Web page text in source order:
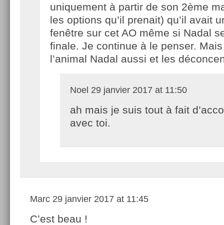
uniquement à partir de son 2ème
les options qu’il prenait) qu’il avait
fenêtre sur cet AO même si Nadal
finale. Je continue à le penser.
l’animal Nadal aussi et les
Noel 29 janvier 2017 at 11:50
ah mais je suis tout à fait
avec toi.
Marc 29 janvier 2017 at 11:45
C’est beau !